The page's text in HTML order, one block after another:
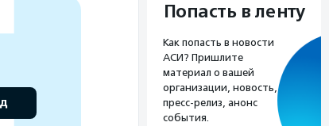
Попасть в ленту
Как попасть в новости
АСИ? Пришлите
материал о вашей
организации, новость,
пресс-релиз, анонс
события.